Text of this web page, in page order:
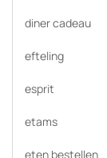
diner cadeau
efteling
esprit
etams
eten bestellen